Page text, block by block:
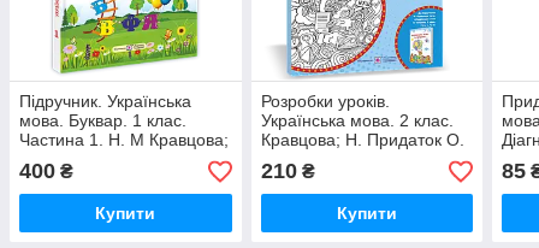
Підручник. Українська
мова. Буквар. 1 клас.
Частина 1. Н. М Кравцова;
Оновлений!
400 ₴
Купити
Розробки уроків.
Українська мова. 2 клас.
Кравцова; Н. Придаток О.
210₴
Купити
85